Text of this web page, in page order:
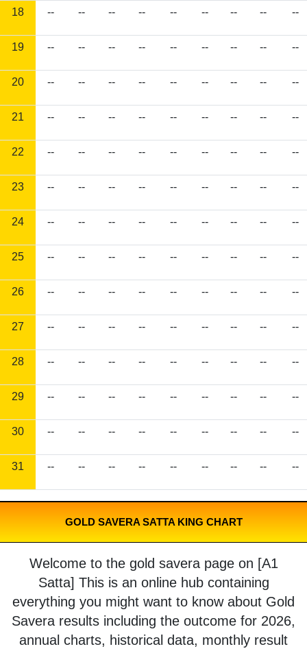
18 -- -- -- -- -- -- -- -- --
19 -- -- -- -- -- -- -- -- --
20 -- -- -- -- -- -- -- -- --
21 -- -- -- -- -- -- -- -- --
22 -- -- -- -- -- -- -- -- --
23 -- -- -- -- -- -- -- -- --
24 -- -- -- -- -- -- -- -- --
25 -- -- -- -- -- -- -- -- --
26 -- -- -- -- -- -- -- -- --
27 -- -- -- -- -- -- -- -- --
28 -- -- -- -- -- -- -- -- --
29 -- -- -- -- -- -- -- -- --
30 -- -- -- -- -- -- -- -- --
31 -- -- -- -- -- -- -- -- --
GOLD SAVERA SATTA KING CHART
Welcome to the gold savera page on [A1
Satta] This is an online hub containing
everything you might want to know about Gold
Savera results including the outcome for 2026,
annual charts, historical data, monthly result